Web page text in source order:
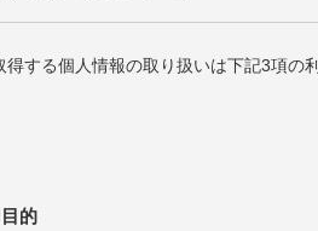
得する個人情報の取り扱いは下記3項の
的